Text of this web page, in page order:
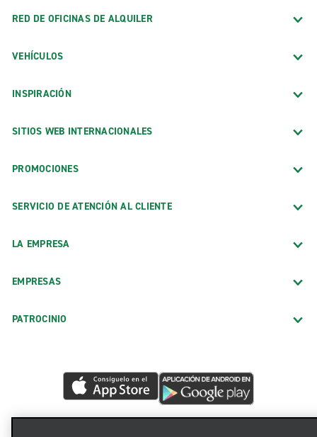
RED DE OFICINAS DE ALQUILER
VEHÍCULOS
INSPIRACIÓN
SITIOS WEB INTERNACIONALES
PROMOCIONES
SERVICIO DE ATENCIÓN AL CLIENTE
LA EMPRESA
EMPRESAS
PATROCINIO